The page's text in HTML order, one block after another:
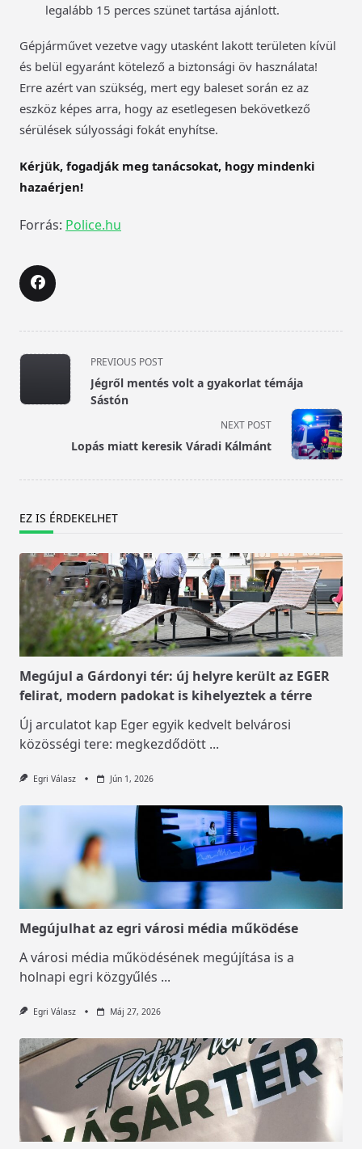
legalább 15 perces szünet tartása ajánlott.
Gépjárművet vezetve vagy utasként lakott területen kívül
és belül egyaránt kötelező a biztonsági öv használata!
Erre azért van szükség, mert egy baleset során ez az
eszköz képes arra, hogy az esetlegesen bekövetkező
sérülések súlyossági fokát enyhítse.
Kérjük, fogadják meg tanácsokat, hogy mindenki
hazaérjen!
Forrás: Police.hu
<span
class="nav-
subtitle
text">Page</span>
PREVIOUS POST
Jégről mentés volt a gyakorlat témája
Sástón
NEXT POST
Lopás miatt keresik Váradi Kálmánt
EZ IS ÉRDEKELHET
Megújul a Gárdonyi tér: új helyre került az EGER
felirat, modern padokat is kihelyeztek a térre
Új arculatot kap Eger egyik kedvelt belvárosi
közösségi tere: megkezdődött ...
Egri Válasz Jún 1, 2026
Megújulhat az egri városi média működése
A városi média működésének megújítása is a
holnapi egri közgyűlés ...
Egri Válasz Máj 27, 2026